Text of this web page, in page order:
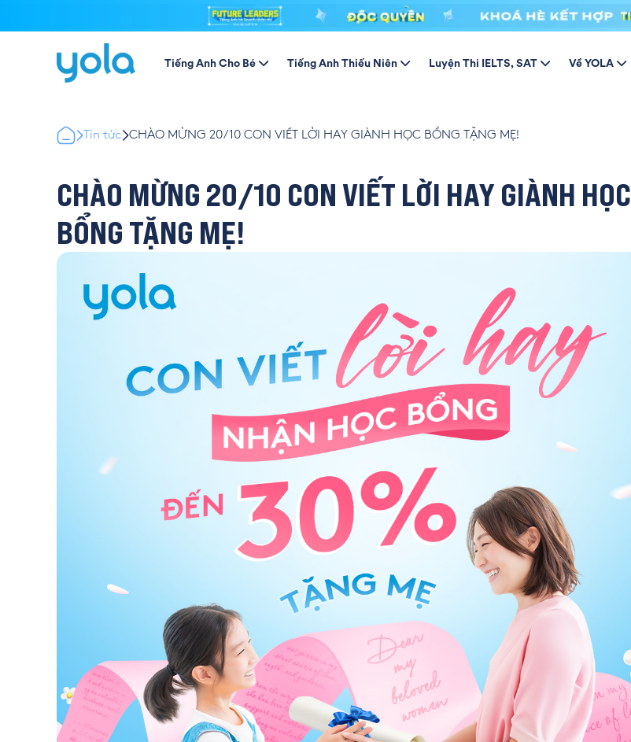
Tiếng Anh Cho Bé Tiếng Anh Thiếu Niên Luyện Thi IELTS, SAT Về YOLA
Tin tức CHÀO MỪNG 20/10 CON VIẾT LỜI HAY GIÀNH HỌC BỔNG TẶNG MẸ!
CHÀO MỪNG 20/10 CON VIẾT LỜI HAY GIÀNH HỌC
BỔNG TẶNG MẸ!